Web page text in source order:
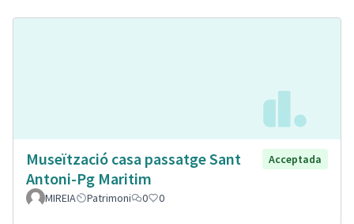
Museïtzació casa passatge Sant
Antoni-Pg Maritim
Acceptada
MIREIA Patrimoni 0 0